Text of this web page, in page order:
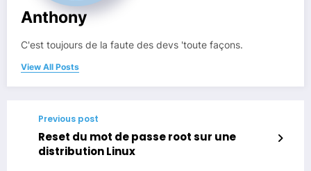
Anthony
C'est toujours de la faute des devs 'toute façons.
View All Posts
Previous post
Reset du mot de passe root sur une
distribution Linux